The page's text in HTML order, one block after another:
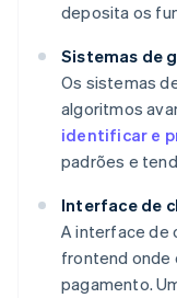
deposita os
Sistemas de
Os sistemas
algoritmos
identificar e
padrões e
Interface de
A interface de
frontend onde
pagamento.